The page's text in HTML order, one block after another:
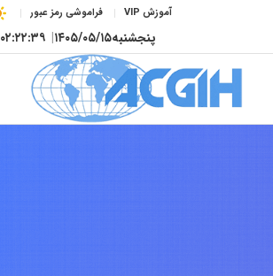
آموزش VIP فراموشی رمز عبور
پنجشنبه۱۴۰۵/۰۵/۱۵| ۰۲:۲۲:۴۰